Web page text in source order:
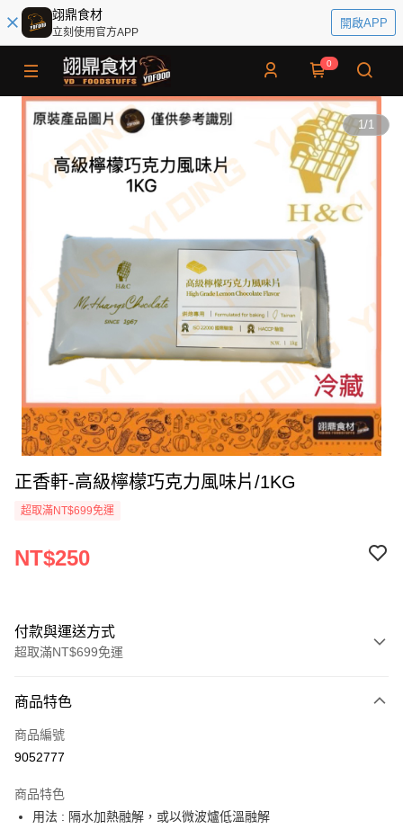
翊鼎食材
立刻使用官方APP
開啟APP
0
1/1
正香軒-高級檸檬巧克力風味片/1KG
超取滿NT$699免運
NT$250
付款與運送方式
超取滿NT$699免運
信用卡一次付款
Apple Pay
運送方式
• 付款後全家取貨
商品特色
商品編號
9052777
商品特色
用法 : 隔水加熱融解，或以微波爐低溫融解